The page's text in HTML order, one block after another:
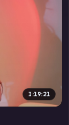
1:19:21